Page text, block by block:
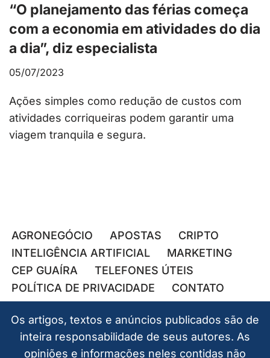
“O planejamento das férias começa
com a economia em atividades do dia
a dia”, diz especialista
05/07/2023
Ações simples como redução de custos com
atividades corriqueiras podem garantir uma
viagem tranquila e segura.
AGRONEGÓCIO APOSTAS
CRIPTO
INTELIGÊNCIA ARTIFICIAL
MARKETING
CEP GUAÍRA
TELEFONES ÚTEIS
POLÍTICA DE PRIVACIDADE
CONTATO
Os artigos, textos e anúncios publicados são de
inteira responsabilidade de seus autores. As
opiniões e informações neles contidas não